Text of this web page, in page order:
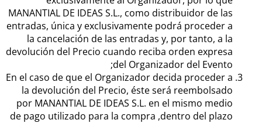
MANANTIAL DE IDEAS S.L., como distribuidor de las
entradas, única y exclusivamente podrá proceder a
la cancelación de las entradas y, por tanto, a la
devolución del Precio cuando reciba orden expresa
del Organizador del Evento;
En el caso de que el Organizador decida proceder a
la devolución del Precio, éste será reembolsado
por MANANTIAL DE IDEAS S.L. en el mismo medio
de pago utilizado para la compra ,dentro del plazo